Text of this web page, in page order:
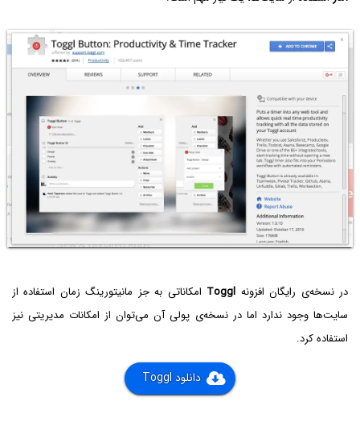
در نسخه‌ی رایگان افزونه Toggl امکاناتی به جز مانیتورینگ زمان استفاده از
سایت‌ها وجود ندارد اما در نسخه‌ی پولی آن می‌توان از امکانات مدیریتی نیز
استفاده کرد.
دانلود Toggl